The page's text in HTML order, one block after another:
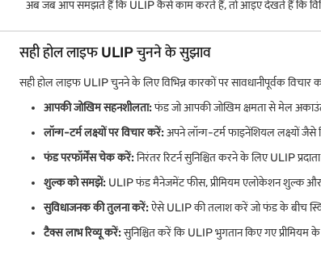
अब जब आप समझते हैं कि ULIP कैसे काम करते हैं, तो आइए देखते हैं कि
सही होल लाइफ ULIP चुनने के सुझाव
सही होल लाइफ ULIP चुनने के लिए विभिन्न कारकों पर सावधानीपूर्वक
आपकी जोखिम सहनशीलता:फंड जो आपकी जोखिम क्षमता से मेल
लॉन्ग-टर्म लक्ष्यों पर विचार करें:अपने लॉन्ग-टर्म फाइनेंशियल लक्ष्यों जैसे
फंड परफॉर्मेंस चेक करें:निरंतर रिटर्न सुनिश्चित करने के लिए ULIP
शुल्क को समझें: ULIP फंड मैनेजमेंट फीस, प्रीमियम एलोकेशन शुल्क
सुविधाजनक की तुलना करें:ऐसे ULIP की तलाश करें जो फंड के बीच
टैक्स लाभ रिव्यू करें:सुनिश्चित करें कि ULIP भुगतान किए गए